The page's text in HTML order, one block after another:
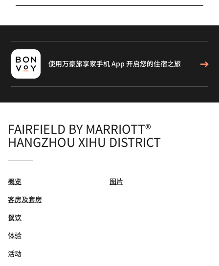
使用万豪旅享家手机 App 开启您的住宿之旅
FAIRFIELD BY MARRIOTT®
HANGZHOU XIHU DISTRICT
概览
客房及套房
餐饮
体验
活动
图片